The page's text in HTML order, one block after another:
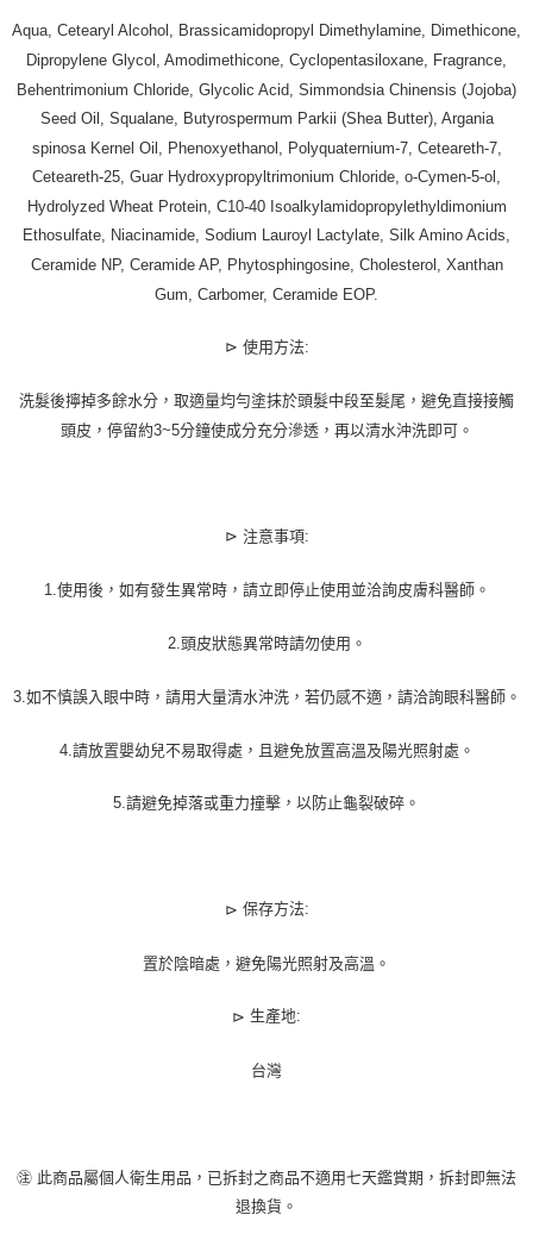
Aqua, Cetearyl Alcohol, Brassicamidopropyl Dimethylamine, Dimethicone,
Dipropylene Glycol, Amodimethicone, Cyclopentasiloxane, Fragrance,
Behentrimonium Chloride, Glycolic Acid, Simmondsia Chinensis (Jojoba)
Seed Oil, Squalane, Butyrospermum Parkii (Shea Butter), Argania
spinosa Kernel Oil, Phenoxyethanol, Polyquaternium-7, Ceteareth-7,
Ceteareth-25, Guar Hydroxypropyltrimonium Chloride, o-Cymen-5-ol,
Hydrolyzed Wheat Protein, C10-40 Isoalkylamidopropylethyldimonium
Ethosulfate, Niacinamide, Sodium Lauroyl Lactylate, Silk Amino Acids,
Ceramide NP, Ceramide AP, Phytosphingosine, Cholesterol, Xanthan
Gum, Carbomer, Ceramide EOP.
⊳ 使用方法:
洗髮後擰掉多餘水分，取適量均勻塗抹於頭髮中段至髮尾，避免直接接觸
頭皮，停留約3~5分鐘使成分充分滲透，再以清水沖洗即可。
⊳ 注意事項:
1.使用後，如有發生異常時，請立即停止使用並洽詢皮膚科醫師。
2.頭皮狀態異常時請勿使用。
3.如不慎誤入眼中時，請用大量清水沖洗，若仍感不適，請洽詢眼科醫師。
4.請放置嬰幼兒不易取得處，且避免放置高溫及陽光照射處。
5.請避免掉落或重力撞擊，以防止龜裂破碎。
⊳ 保存方法:
置於陰暗處，避免陽光照射及高溫。
⊳ 生產地:
台灣
㊟ 此商品屬個人衛生用品，已拆封之商品不適用七天鑑賞期，拆封即無法
退換貨。